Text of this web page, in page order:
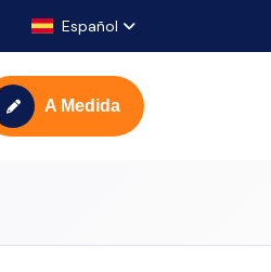
Español
A Medida